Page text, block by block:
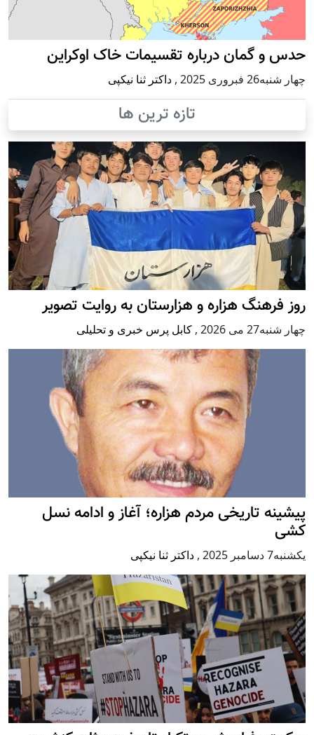
حدس و گمان درباره تقسیمات خاک اوکراین
چهار شنبه26 فبروری 2025 , داکتر ثنا نیکپی
تازه ترین ها
روز فرهنگ هزاره و هزارستان به روایت تصویر
چهار شنبه27 می 2026 , کابل پرس خبری و تحلیلی
پيشينه تاريخی مردم هزاره؛ آغاز و ادامه نسل
کشی
يكشنبه7 دسامبر 2025 , داکتر ثنا نیکپی